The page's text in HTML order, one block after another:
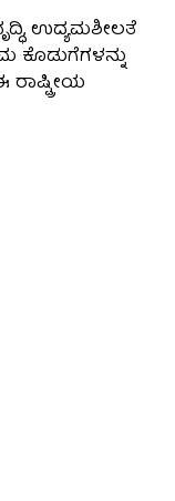
ಉದ್ಯಮಶೀಲತೆ
ಕೊಡುಗೆಗಳನ್ನು